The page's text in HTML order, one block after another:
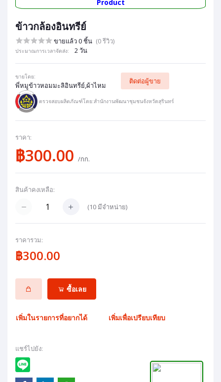
Product
ข้าวกล้องอินทรีย์
ขายแล้ว 0 ชิ้น (0 รีวิว)
ประมาณการเวลาจัดส่ง: 2 วัน
ขายโดย:
พี่หมูข้าวหอมมะลิอินทรีย์,ผ้าไหม
ติดต่อผู้ขาย
ตรวจสอบผลิตภัณฑ์โดย:สำนักงานพัฒนาชุมชนจังหวัดสุรินทร์
ราคา:
฿300.00 /กก.
สินค้าคงเหลือ:
(10มีจำหน่าย)
ราคารวม:
฿300.00
ซื้อเลย
เพิ่มในรายการที่อยากได้ เพิ่มเพื่อเปรียบเทียบ
แชร์ไปยัง: